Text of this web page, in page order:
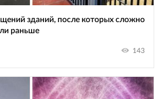
зданий, после которых сложно
раньше
143